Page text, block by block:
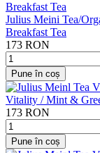
Julius Meini Tea/
Breakfast Tea
173 RON
Pune în coș
Vitality / Mint &
173 RON
Pune în coș